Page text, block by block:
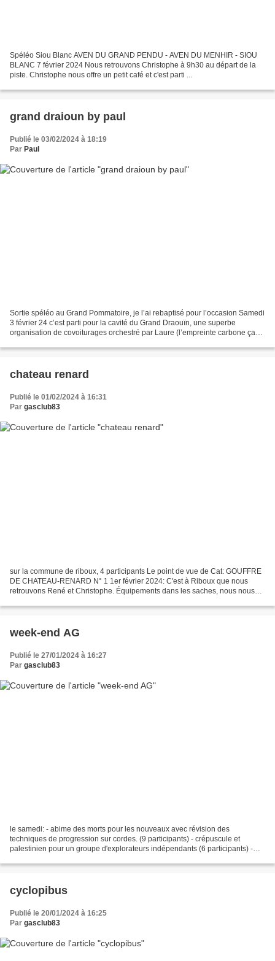
Spéléo Siou Blanc AVEN DU GRAND PENDU - AVEN DU MENHIR - SIOU
BLANC 7 février 2024 Nous retrouvons Christophe à 9h30 au départ de la
piste. Christophe nous offre un petit café et c'est parti ...
grand draioun by paul
Publié le 03/02/2024 à 18:19
Par Paul
Sortie spéléo au Grand Pommatoire, je l’ai rebaptisé pour l’occasion Samedi
3 février 24 c’est parti pour la cavité du Grand Draouïn, une superbe
organisation de covoiturages orchestré par Laure (l’empreinte carbone ça
chateau renard
Publié le 01/02/2024 à 16:31
Par gasclub83
sur la commune de riboux, 4 participants Le point de vue de Cat: GOUFFRE
DE CHATEAU-RENARD N° 1 1er février 2024: C'est à Riboux que nous
retrouvons René et Christophe. Équipements dans les saches, nous nous
week-end AG
Publié le 27/01/2024 à 16:27
Par gasclub83
le samedi: - abime des morts pour les nouveaux avec révision des
techniques de progression sur cordes. (9 participants) - crépuscule et
palestinien pour un groupe d'explorateurs indépendants (6 participants) -
cyclopibus
Publié le 20/01/2024 à 16:25
Par gasclub83